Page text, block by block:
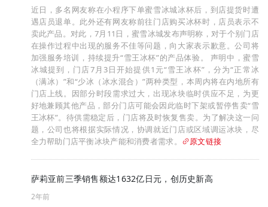
近日，多名网友称在小程序下单蜜雪冰城冰杯后，到店提货时遭
遇店员退单。此外还有网友称前往门店购买冰杯时，店员表示不
卖此产品。对此，7月11日，蜜雪冰城发布声明称，对于个别门店
在操作过程中出现的服务不佳等问题，向大家表示歉意。公司将
加强服务培训，持续提升“雪王冰杯”的产品体验。 声明中，蜜雪
冰城提到，门店7月3日开始提供1元“雪王冰杯”，分为“正常冰
（满冰）”和“少冰（冰水混合）”两种类型，本周内将在内地所有
门店上线。因部分时段需求过大，出现冰块临时供应不足，为更
好地兼顾其他产品，部分门店可能会因此临时下架或暂停售卖“雪
王冰杯”。待供需稳定后，门店将及时恢复售卖。为了解决这一问
题，公司也将根据实际情况，协调就近门店或区域调运冰块，尽
全力帮助门店平衡冰块产能和消费者需求。
原文链接
萨莉亚前三季销售额达1632亿日元，创历史新高
2年前